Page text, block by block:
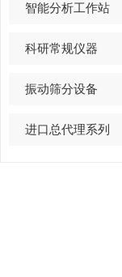
智能分析工作站
科研常规仪器
振动筛分设备
进口总代理系列